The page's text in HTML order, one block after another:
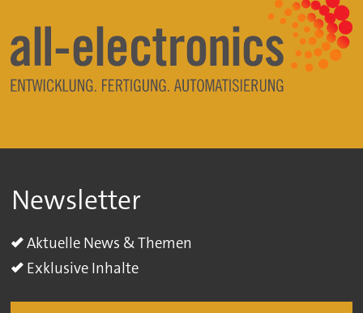
Newsletter
Aktuelle News & Themen
Exklusive Inhalte